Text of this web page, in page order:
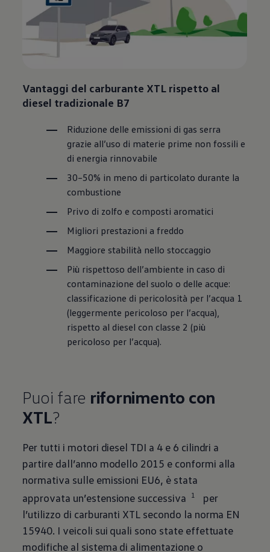
Vantaggi del carburante XTL rispetto al
diesel tradizionale B7
Riduzione delle emissioni di gas serra
grazie all’uso di materie prime non fossili e
di energia rinnovabile
30–50% in meno di particolato durante la
combustione
Privo di zolfo e composti aromatici
Migliori prestazioni a freddo
Maggiore stabilità nello stoccaggio
Più rispettoso dell’ambiente in caso di
contaminazione del suolo o delle acque:
classificazione di pericolosità per l’acqua 1
(leggermente pericoloso per l’acqua),
rispetto al diesel con classe 2 (più
pericoloso per l’acqua).
Puoi fare rifornimento con
XTL?
Per tutti i motori diesel TDI a 4 e 6 cilindri a
partire dall’anno modello 2015 e conformi alla
normativa sulle emissioni EU6, è stata
approvata un’estensione successiva
1
per
l’utilizzo di carburanti XTL secondo la norma EN
15940. I veicoli sui quali sono state effettuate
modifiche al sistema di alimentazione o